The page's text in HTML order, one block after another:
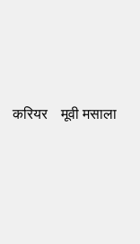
करियर मूवी मसाला